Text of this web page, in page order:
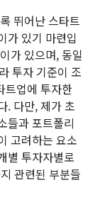
뛰어난 스타트
가 있기 마련입
가 있으며, 동일
투자 기준이 조
트업에 투자한
. 다만, 제가 초
들과 포트폴리
고려하는 요소
별 투자자별로
관련된 부분들